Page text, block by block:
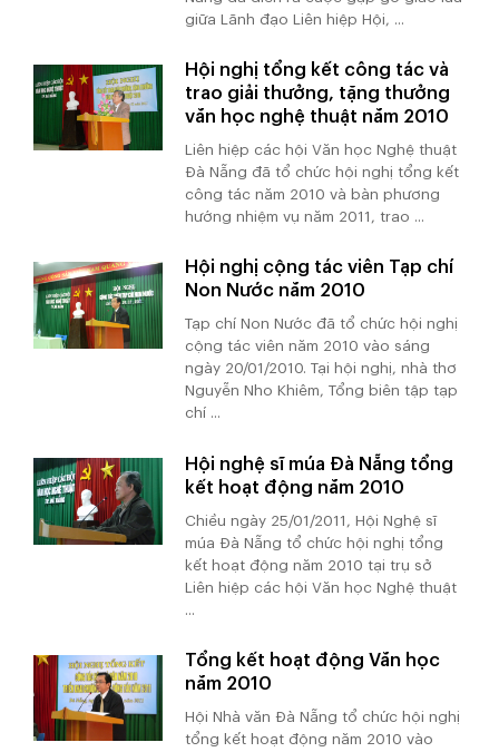
giữa Lãnh đạo Liên hiệp Hội, ...
Hội nghị tổng kết công tác và
trao giải thưởng, tặng thưởng
văn học nghệ thuật năm 2010
Liên hiệp các hội Văn học Nghệ thuật
Đà Nẵng đã tổ chức hội nghị tổng kết
công tác năm 2010 và bàn phương
hướng nhiệm vụ năm 2011, trao ...
Hội nghị cộng tác viên Tạp chí
Non Nước năm 2010
Tạp chí Non Nước đã tổ chức hội nghị
cộng tác viên năm 2010 vào sáng
ngày 20/01/2010. Tại hội nghị, nhà thơ
Nguyễn Nho Khiêm, Tổng biên tập tạp
chí ...
Hội nghệ sĩ múa Đà Nẵng tổng
kết hoạt động năm 2010
Chiều ngày 25/01/2011, Hội Nghệ sĩ
múa Đà Nẵng tổ chức hội nghị tổng
kết hoạt động năm 2010 tại trụ sở
Liên hiệp các hội Văn học Nghệ thuật
Tổng kết hoạt động Văn học
năm 2010
Hội Nhà văn Đà Nẵng tổ chức hội nghị
tổng kết hoạt động năm 2010 vào